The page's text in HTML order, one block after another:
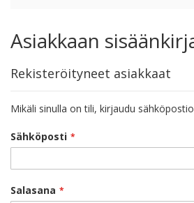
sisältöön
Asiakkaan
Rekisteröityneet asiakkaat
Mikäli sinulla on tili, kirjaudu
Sähköposti
Salasana